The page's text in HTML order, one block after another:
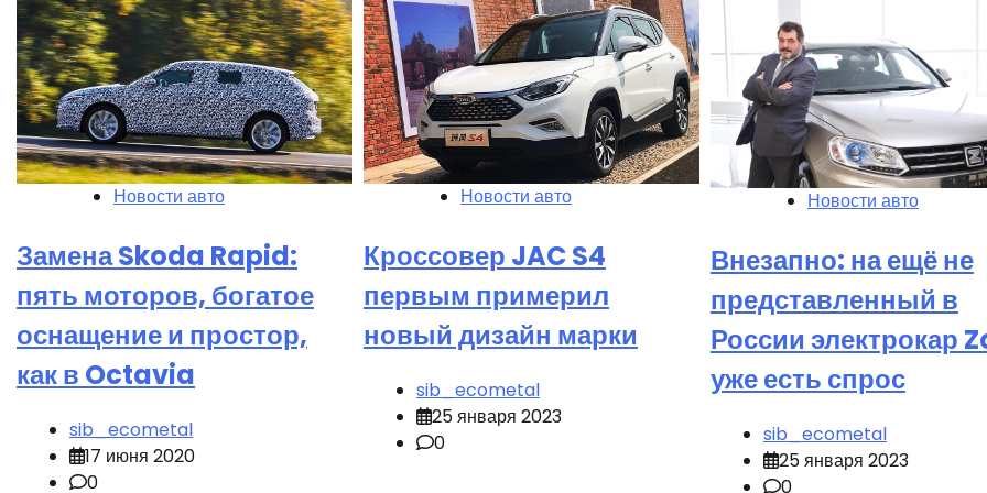
Новости авто
Замена Skoda Rapid:
пять моторов, богатое
оснащение и простор,
как в Octavia
sib_ecometal
17 июня 2020
0
Новости авто
Кроссовер JAC S4
первым примерил
новый дизайн марки
sib_ecometal
25 января 2023
0
Новости авто
Внезапно: на ещё не
представленный в
России электрокар
уже есть спрос
sib_ecometal
25 января 2023
0